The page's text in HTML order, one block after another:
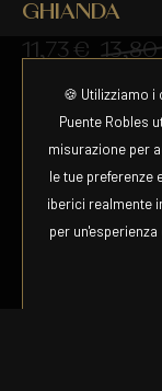
GHIANDA
11,73 €
Scegliere
🍪 Utilizziamo i
Puente Robles
misurazione per
le tue preferenze
iberici realmente
per